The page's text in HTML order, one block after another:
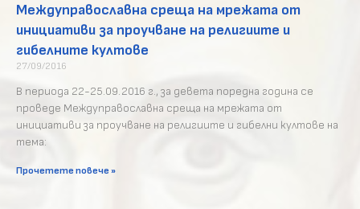
Междуправославна среща на мрежата от
инициативи за проучване на религиите и
гибелните култове
27/09/2016
В периода 22-25.09.2016 г., за девета поредна година се
проведе Междуправославна среща на мрежата от
инициативи за проучване на религиите и гибелни култове на
тема:
Прочетете повече »